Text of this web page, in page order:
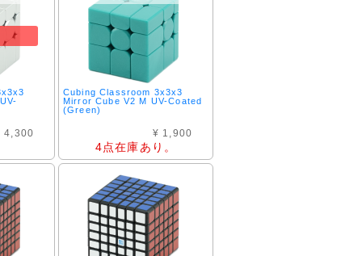
4,300
Cubing Classroom 3x3x3
Mirror Cube V2 M UV-Coated
(Green)
¥ 1,900
4点在庫あり。